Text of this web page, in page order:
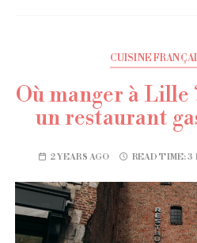
CUISINE
Où manger à Lille
un restaurant
2 YEARS AGO READ TIME:3